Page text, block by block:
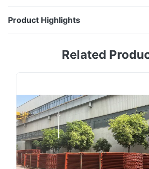
Product Highlights
staalboiler van de Buisdiameter
Yidesterkte Elogation Hardheid
ontharden kgf/mm ² (N/mm ²) kgf/
HRB (HV) ℃ ASTM TP ...
Related